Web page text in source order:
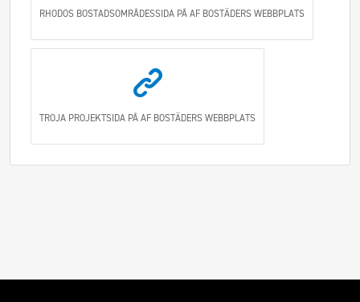
RHODOS BOSTADSOMRÅDESSIDA PÅ AF BOSTÄDERS WEBBPLATS
TROJA PROJEKTSIDA PÅ AF BOSTÄDERS WEBBPLATS